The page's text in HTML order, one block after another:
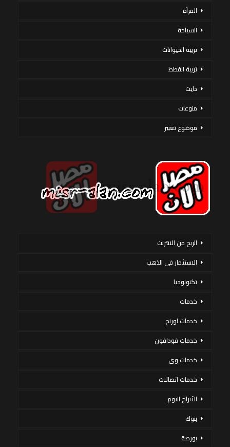
المرأة
السياحة
تربية الحيوانات
تربية القطط
دايت
منوعات
موضوع تعبير
الربح من الانترنت
الاستثمار فى الذهب
تكنولوجيا
خدمات
خدمات اورنج
خدمات فودافون
خدمات وى
خدمات اتصالات
الأبراج اليوم
بنوك
بورصة